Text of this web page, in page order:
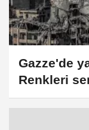
Gazze'de
Renkleri